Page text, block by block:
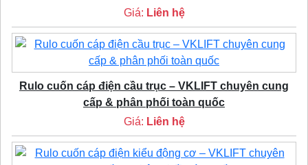
Giá: Liên hệ
Rulo cuốn cáp điện cầu trục – VKLIFT chuyên cung
cấp & phân phối toàn quốc
Giá: Liên hệ